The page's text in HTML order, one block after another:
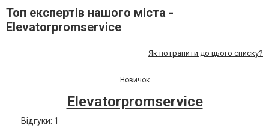
Топ експертів нашого міста -
Elevatorpromservice
Як потрапити до цього списку?
Новичок
Elevatorpromservice
Відгуки: 1